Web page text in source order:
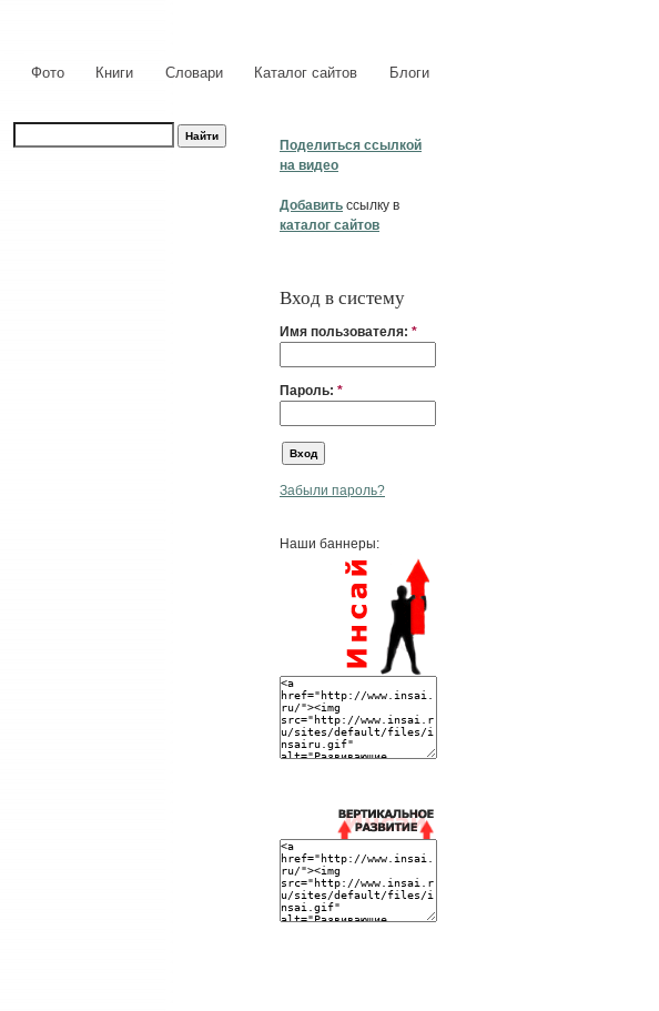
Фото Книги Словари Каталог сайтов Блоги
Поделиться ссылкой
на видео
Добавить ссылку в
каталог сайтов
Вход в систему
Имя пользователя: *
Пароль: *
Забыли пароль?
Наши баннеры: